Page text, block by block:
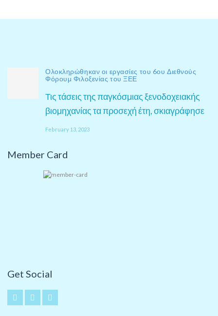
Ολοκληρώθηκαν οι εργασίες του 6ου Διεθνούς
Φόρουμ Φιλοξενίας του ΞΕΕ
Τις τάσεις της παγκόσμιας ξενοδοχειακής
βιομηχανίας τα προσεχή έτη, σκιαγράφησε
February 13, 2023
Member Card
Get Social